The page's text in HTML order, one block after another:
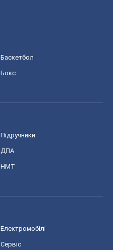
Баскетбол
Бокс
Підручники
ДПА
НМТ
Електромобілі
Сервіс